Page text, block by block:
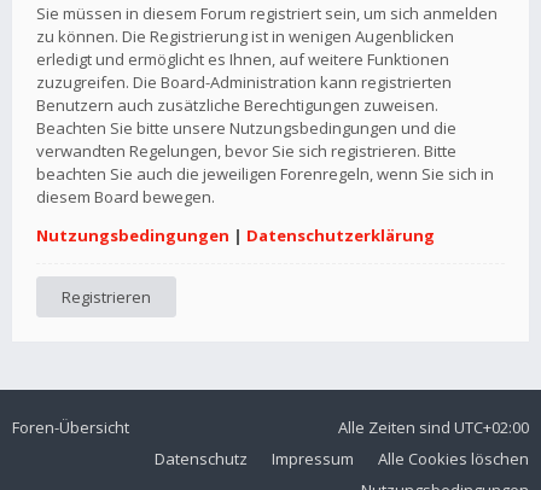
Sie müssen in diesem Forum registriert sein, um sich anmelden
zu können. Die Registrierung ist in wenigen Augenblicken
erledigt und ermöglicht es Ihnen, auf weitere Funktionen
zuzugreifen. Die Board-Administration kann registrierten
Benutzern auch zusätzliche Berechtigungen zuweisen.
Beachten Sie bitte unsere Nutzungsbedingungen und die
verwandten Regelungen, bevor Sie sich registrieren. Bitte
beachten Sie auch die jeweiligen Forenregeln, wenn Sie sich in
diesem Board bewegen.
Nutzungsbedingungen | Datenschutzerklärung
Registrieren
Foren-Übersicht Alle Zeiten sind UTC+02:00
Alle Cookies löschen
Impressum
Datenschutz